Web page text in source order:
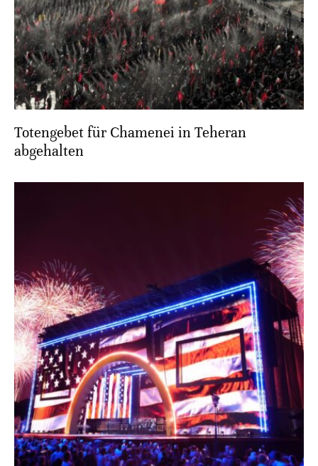
Totengebet für Chamenei in Teheran
abgehalten